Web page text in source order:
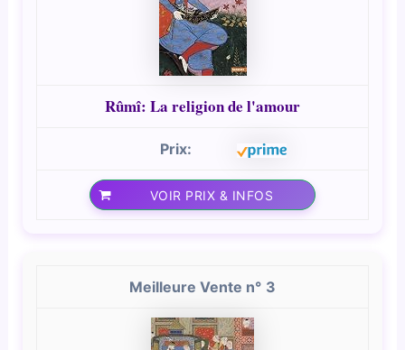
Rûmî: La religion de l'amour
VOIR PRIX & INFOS
3